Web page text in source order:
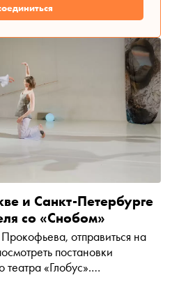
и Санкт-Петербурге
со «Снобом»
отправиться на
постановки
«Глобус».